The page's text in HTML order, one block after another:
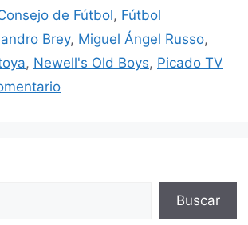
de Fútbol, Fútbol
Brey, Miguel Ángel Russo,
, Newell's Old Boys, Picado TV
Buscar